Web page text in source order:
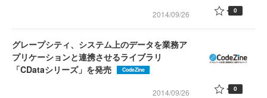
2014/09/26 0
グレープシティ、システム上のデータを業務ア
プリケーションと連携させるライブラリ
「CDataシリーズ」を発売
CodeZine
2014/09/26 0